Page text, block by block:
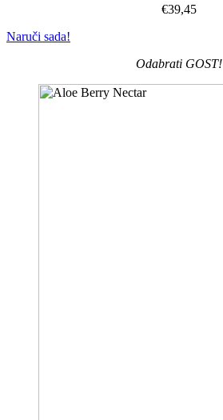
€39,45
Naruči sada!
Odabrati GOST!